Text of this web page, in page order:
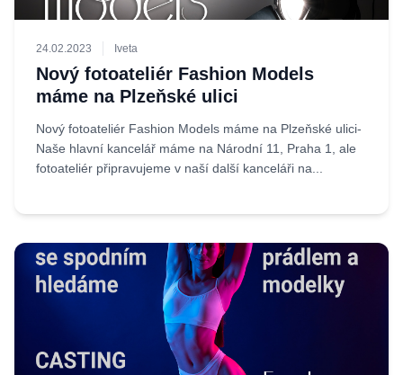
24.02.2023 Iveta
Nový fotoateliér Fashion Models
máme na Plzeňské ulici
Nový fotoateliér Fashion Models máme na Plzeňské ulici-
Naše hlavní kancelář máme na Národní 11, Praha 1, ale
fotoateliér připravujeme v naší další kanceláři na...